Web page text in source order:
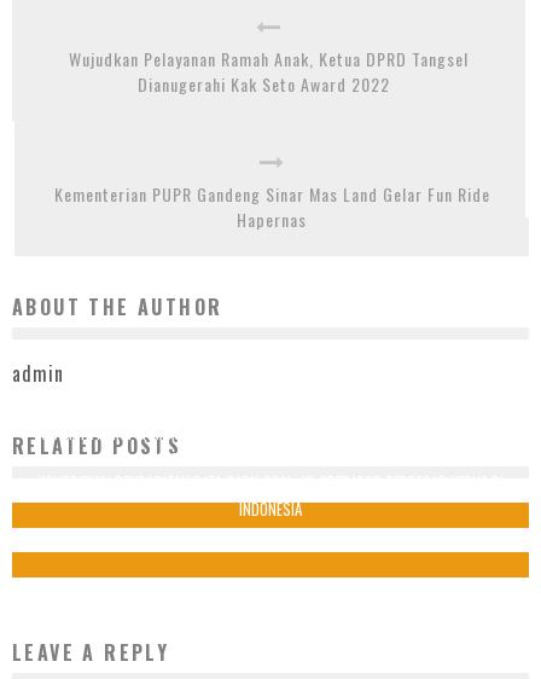
Wujudkan Pelayanan Ramah Anak, Ketua DPRD Tangsel
Dianugerahi Kak Seto Award 2022
Kementerian PUPR Gandeng Sinar Mas Land Gelar Fun Ride
Hapernas
ABOUT THE AUTHOR
admin
RELATED POSTS
XL AXIATA RAIH PENGAKUAN DI FORTUNE INDONESIA 100 GALA 2024, KOMITMEN
DIGITAL DAN KINERJA KEUANGAN SOLID
INDONESIA
LEAVE A REPLY